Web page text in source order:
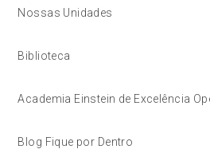
Nossas Unidades
Biblioteca
Academia Einstein de Excelência
Blog Fique por Dentro